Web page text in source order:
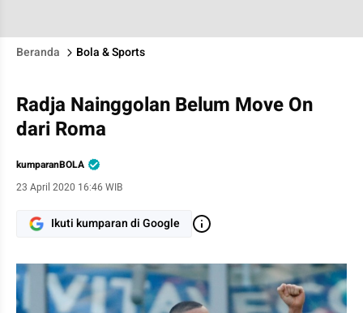
Beranda Bola & Sports
Radja Nainggolan Belum Move On
dari Roma
kumparanBOLA
23 April 2020 16:46 WIB
Ikuti kumparan di Google